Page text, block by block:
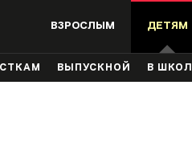
ВЗРОСЛЫМ ДЕТЯМ
ВЫПУСКНОЙ В